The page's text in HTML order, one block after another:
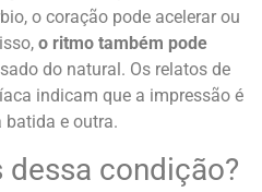
o coração pode acelerar ou
o ritmo também pode
do natural. Os relatos de
indicam que a impressão é
e outra.
dessa condição?